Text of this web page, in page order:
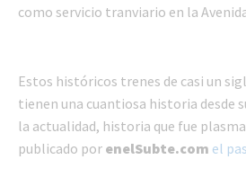
como servicio tranviario en la
Estos históricos trenes de casi un
tienen una cuantiosa historia desde
la actualidad, historia que fue
publicado por enelSubte.com el